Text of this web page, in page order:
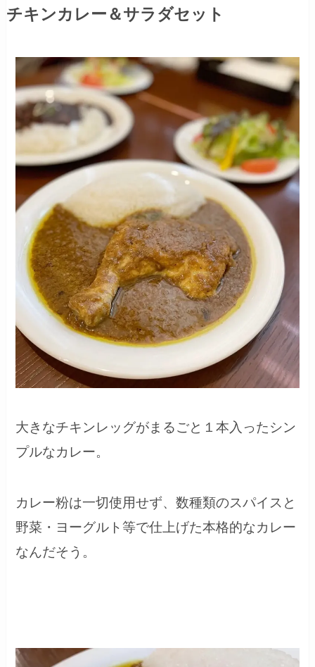
チキンカレー＆サラダセット
大きなチキンレッグがまるごと１本入ったシン
プルなカレー。
カレー粉は一切使用せず、数種類のスパイスと
野菜・ヨーグルト等で仕上げた本格的なカレー
なんだそう。